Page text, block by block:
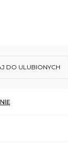
DO ULUBIONYCH